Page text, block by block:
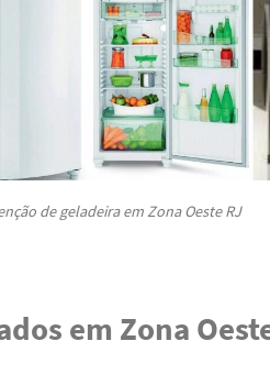
de geladeira em Zona Oeste RJ
em Zona